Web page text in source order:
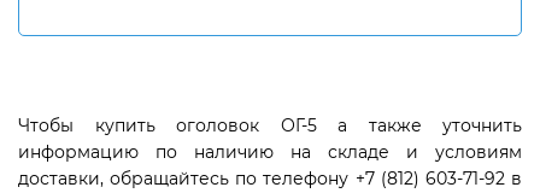
Чтобы купить оголовок ОГ-5 а также уточнить
информацию по наличию на складе и условиям
доставки, обращайтесь по телефону +7 (812) 603-71-92 в